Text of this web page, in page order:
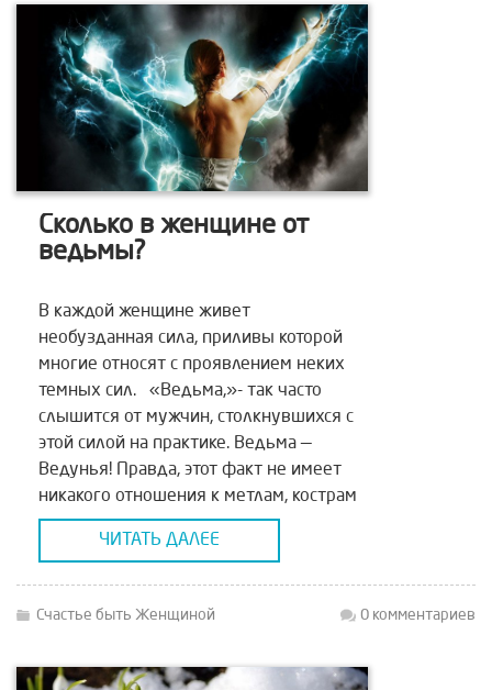
Сколько в женщине от
ведьмы?
В каждой женщине живет
необузданная сила, приливы которой
многие относят с проявлением неких
темных сил. «Ведьма,»- так часто
слышится от мужчин, столкнувшихся с
этой силой на практике. Ведьма —
Ведунья! Правда, этот факт не имеет
никакого отношения к метлам, кострам
и сказкам про них. Просто рецепторы
женщины в сотни (если не тысячи!) раз
ЧИТАТЬ ДАЛЕЕ
Счастье быть Женщиной 0 комментариев